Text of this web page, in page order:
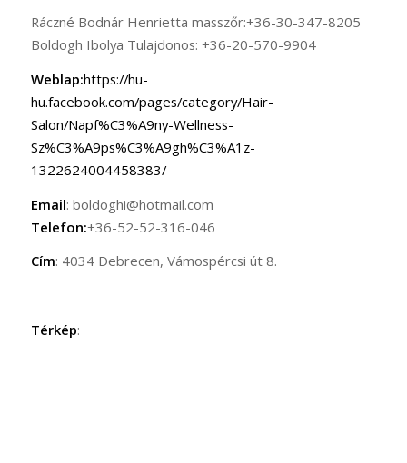
Ráczné Bodnár Henrietta masszőr:+36-30-347-8205
Boldogh Ibolya Tulajdonos: +36-20-570-9904
Weblap:https://hu-
hu.facebook.com/pages/category/Hair-
Salon/Napf%C3%A9ny-Wellness-
Sz%C3%A9ps%C3%A9gh%C3%A1z-
1322624004458383/
Email: boldoghi@hotmail.com
Telefon:+36-52-52-316-046
Cím: 4034 Debrecen, Vámospércsi út 8.
Térkép: